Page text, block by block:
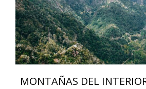
MONTAÑAS DEL